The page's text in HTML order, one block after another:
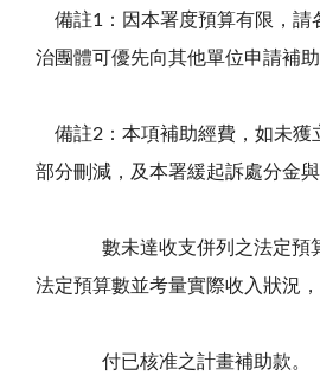
備註1：因本署度預算有限，請
治團體可優先向其他單位申請補助
備註2：本項補助經費，如未獲
部分刪減，及本署緩起訴處分金
數未達收支併列之法定預算
法定預算數並考量實際收入狀況
付已核准之計畫補助款。